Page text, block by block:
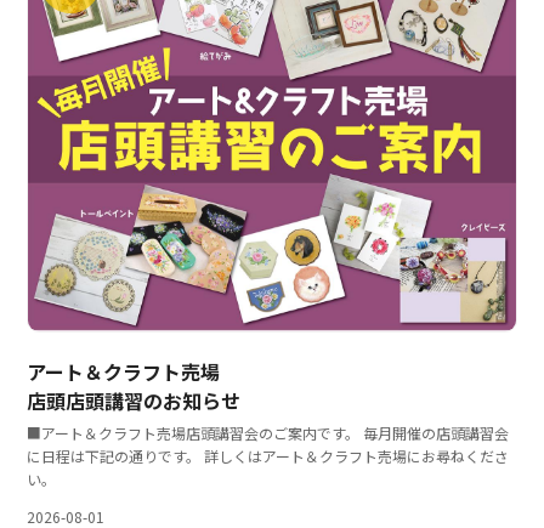
2026-08-01
アート＆クラフト売場
店頭店頭講習のお知らせ
■アート＆クラフト売場店頭講習会のご案内です。 毎月開催の店頭講習会
に日程は下記の通りです。 詳しくはアート＆クラフト売場にお尋ねくださ
い。